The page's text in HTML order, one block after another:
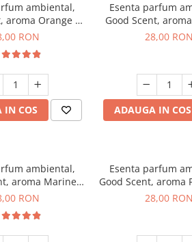
ambiental,
aroma Orange &
20 g
RON
IN COS
Esenta parfum
Good Scent,
Melon, 20 g
28,00 RON
ADAUGA IN COS
ambiental,
aroma Marine
20 g
RON
Esenta parfum
Good Scent, aroma
Musc, 20 g
28,00 RON